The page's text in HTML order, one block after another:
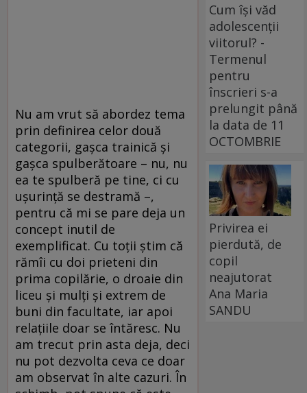
Nu am vrut să abordez tema
prin definirea celor două
categorii, gaşca trainică şi
gaşca spulberătoare – nu, nu
ea te spulberă pe tine, ci cu
uşurinţă se destramă –,
pentru că mi se pare deja un
concept inutil de
exemplificat. Cu toţii ştim că
rămîi cu doi prieteni din
prima copilărie, o droaie din
liceu şi mulţi şi extrem de
buni din facultate, iar apoi
relaţiile doar se întăresc. Nu
am trecut prin asta deja, deci
nu pot dezvolta ceva ce doar
am observat în alte cazuri. În
Cum își văd
adolescenții
viitorul? -
Termenul
pentru
înscrieri s-a
prelungit până
la data de 11
OCTOMBRIE
Privirea ei
pierdută, de
copil
neajutorat
Ana Maria
SANDU